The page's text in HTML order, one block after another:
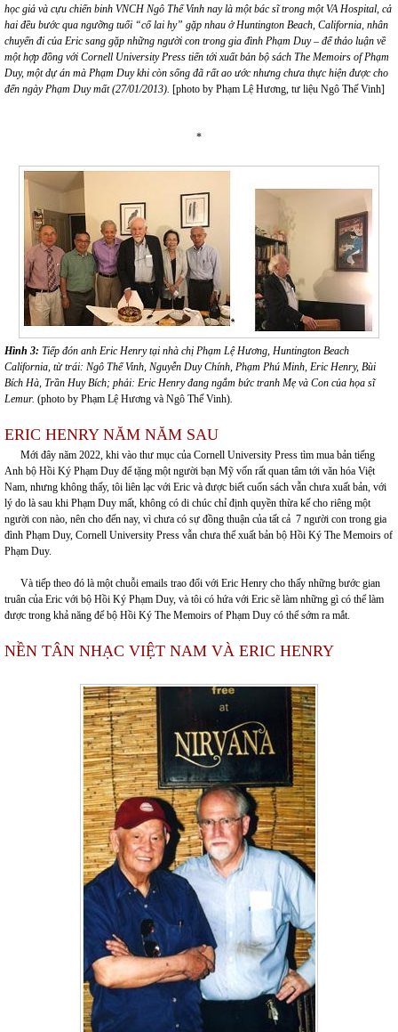
học giả và cựu chiến binh VNCH Ngô Thế Vinh nay là một bác sĩ trong một VA Hospital, cả
hai đều bước qua ngưỡng tuổi “cổ lai hy” gặp nhau ở Huntington Beach, California, nhân
chuyến đi của Eric sang gặp những người con trong gia đình Phạm Duy – để thảo luận về
một hợp đồng với Cornell University Press tiến tới xuất bản bộ sách The Memoirs of Phạm
Duy, một dự án mà Phạm Duy khi còn sống đã rất ao ước nhưng chưa thực hiện được cho
đến ngày Phạm Duy mất (27/01/2013). [photo by Phạm Lệ Hương, tư liệu Ngô Thế Vinh]
*
Hình 3: Tiếp đón anh Eric Henry tại nhà chị Phạm Lệ Hương, Huntington Beach
California, từ trái: Ngô Thế Vinh, Nguyễn Duy Chính, Phạm Phú Minh, Eric Henry, Bùi
Bích Hà, Trần Huy Bích; phải: Eric Henry đang ngắm bức tranh Mẹ và Con của họa sĩ
Lemur. (photo by Phạm Lệ Hương và Ngô Thế Vinh).
ERIC HENRY NĂM NĂM SAU
Mới đây năm 2022, khi vào thư mục của Cornell University Press tìm mua bản tiếng
Anh bộ Hồi Ký Phạm Duy để tặng một người bạn Mỹ vốn rất quan tâm tới văn hóa Việt
Nam, nhưng không thấy, tôi liên lạc với Eric và được biết cuốn sách vẫn chưa xuất bản, với
lý do là sau khi Phạm Duy mất, không có di chúc chỉ định quyền thừa kế cho riêng một
người con nào, nên cho đến nay, vì chưa có sự đồng thuận của tất cả 7 người con trong gia
đình Phạm Duy, Cornell University Press vẫn chưa thể xuất bản bộ Hồi Ký The Memoirs of
Phạm Duy.
Và tiếp theo đó là một chuỗi emails trao đổi với Eric Henry cho thấy những bước gian
truân của Eric với bộ Hồi Ký Phạm Duy, và tôi có hứa với Eric sẽ làm những gì có thể làm
được trong khả năng để bộ Hồi Ký The Memoirs of Phạm Duy có thể sớm ra mắt.
NỀN TÂN NHẠC VIỆT NAM VÀ ERIC HENRY